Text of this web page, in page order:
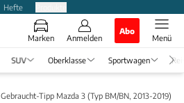
Hefte
Marken Anmelden
Abo
Menü
SUV Oberklasse Sportwagen
Gebraucht-Tipp Mazda 3 (Typ BM/BN, 2013-2019)